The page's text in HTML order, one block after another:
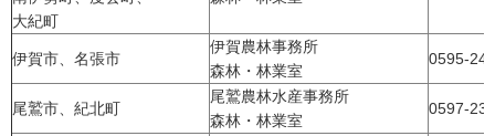
大紀町
伊賀市、名張市
伊賀農林事務所
森林・林業室
0595-
尾鷲市、紀北町
尾鷲農林水産事務所
森林・林業室
0597-